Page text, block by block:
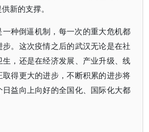
新的支撑。
种倒逼机制，每一次的重大危机都
。这次疫情之后的武汉无论是在社
，还是在经济发展、产业升级、线
得更大的进步，不断积累的进步将
益向上向好的全国化、国际化大都